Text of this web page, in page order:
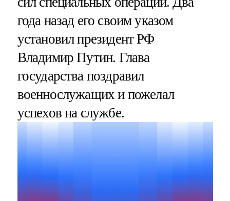
года назад его своим указом
установил президент РФ
Владимир Путин. Глава
государства поздравил
военнослужащих и пожелал
успехов на службе.